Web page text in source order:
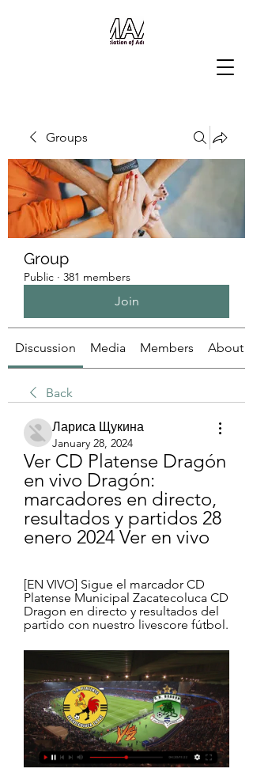
Groups
Group
Public · 381 members
Join
Discussion Media Members About
Back
Лариса Щукина
January 28, 2024
Ver CD Platense Dragón
en vivo Dragón:
marcadores en directo,
resultados y partidos 28
enero 2024 Ver en vivo
[EN VIVO] Sigue el marcador CD
Platense Municipal Zacatecoluca CD
Dragon en directo y resultados del
partido con nuestro livescore fútbol.